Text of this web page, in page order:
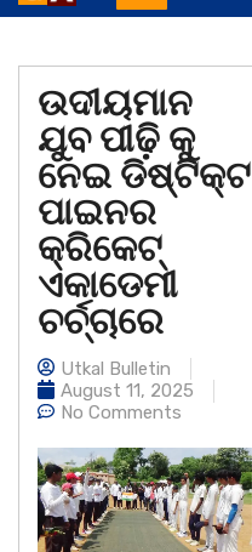
ଉଦୀୟମାନ
ଯୁବ ପୀଢ଼ି କୁ
ନେଇ ଡିଷ୍ଟିକ୍ଟ
ପାଇନର
କ୍ରିକେଟ୍
ଏକାଡେମୀ
ଚର୍ଚ୍ଚାରେ
Utkal Bulletin
August 11, 2025
No Comments